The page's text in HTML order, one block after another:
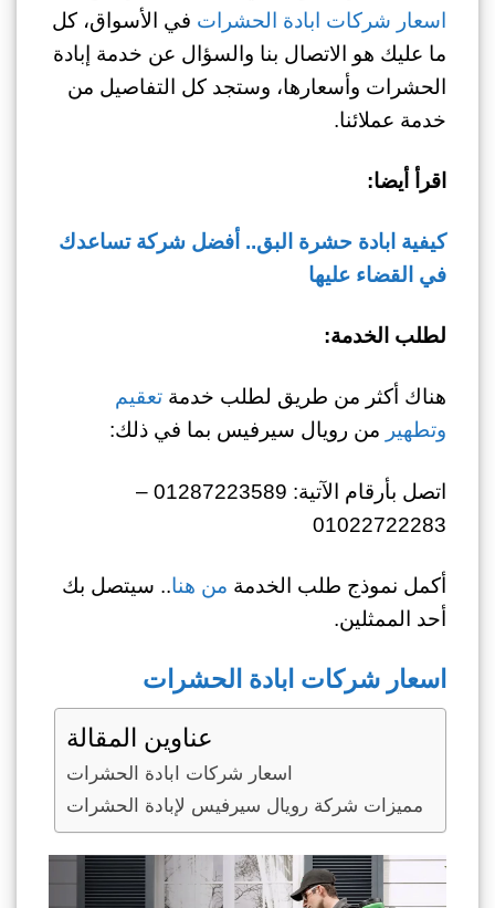
اسعار شركات ابادة الحشرات في الأسواق، كل
ما عليك هو الاتصال بنا والسؤال عن خدمة إبادة
الحشرات وأسعارها، وستجد كل التفاصيل من
خدمة عملائنا.
اقرأ أيضا:
كيفية ابادة حشرة البق.. أفضل شركة تساعدك
في القضاء عليها
لطلب الخدمة:
هناك أكثر من طريق لطلب خدمةتعقيم
وتطهير من رويال سيرفيس بما في ذلك:
اتصل بأرقام الآتية: 01287223589 –
01022722283
أكمل نموذج طلب الخدمة من هنا.. سيتصل بك
أحد الممثلين.
اسعار شركات ابادة الحشرات
عناوين المقالة
اسعار شركات ابادة الحشرات
مميزات شركة رويال سيرفيس لإبادة الحشرات